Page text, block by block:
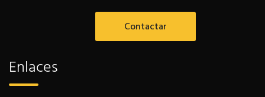
Contactar
Enlaces